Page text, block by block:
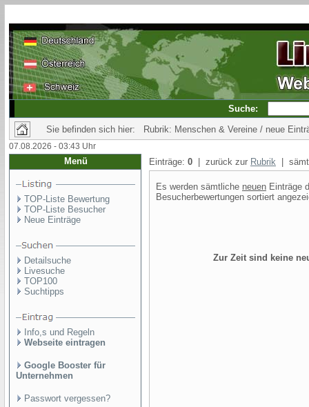
Suche:
Sie befinden sich hier: Rubrik: Menschen & Vereine / neue
07.08.2026 - 03:43 Uhr
Menü
TOP-Liste Bewertung
TOP-Liste Besucher
Neue Einträge
Detailsuche
Livesuche
TOP100
Suchtipps
Info,s und Regeln
Webseite eintragen
Google Booster für
Unternehmen
Passwort vergessen?
Einträge: 0 | zurück zur Rubrik |
Es werden sämtliche neuen Einträge
Besucherbewertungen sortiert
Zur Zeit sind keine